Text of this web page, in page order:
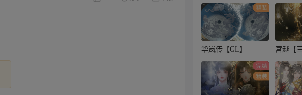
华岚传【GL】 宫越【